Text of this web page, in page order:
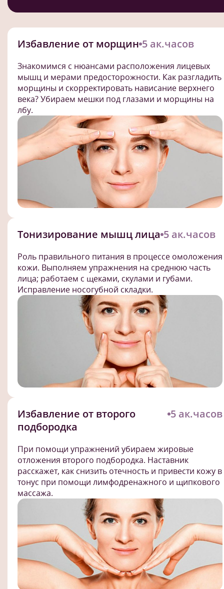
Избавление от морщин 5 ак.часов
Знакомимся с нюансами расположения лицевых
мышц и мерами предосторожности. Как разгладить
морщины и скорректировать нависание верхнего
века? Убираем мешки под глазами и морщины на
лбу.
Тонизирование мышц лица 5 ак.часов
Роль правильного питания в процессе омоложения
кожи. Выполняем упражнения на среднюю часть
лица; работаем с щеками, скулами и губами.
Исправление носогубной складки.
Избавление от второго
подбородка
5 ак.часов
При помощи упражнений убираем жировые
отложения второго подбородка. Наставник
расскажет, как снизить отечность и привести кожу в
тонус при помощи лимфодренажного и щипкового
массажа.